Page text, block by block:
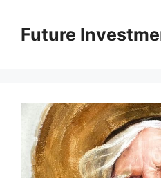
вмістуFuture